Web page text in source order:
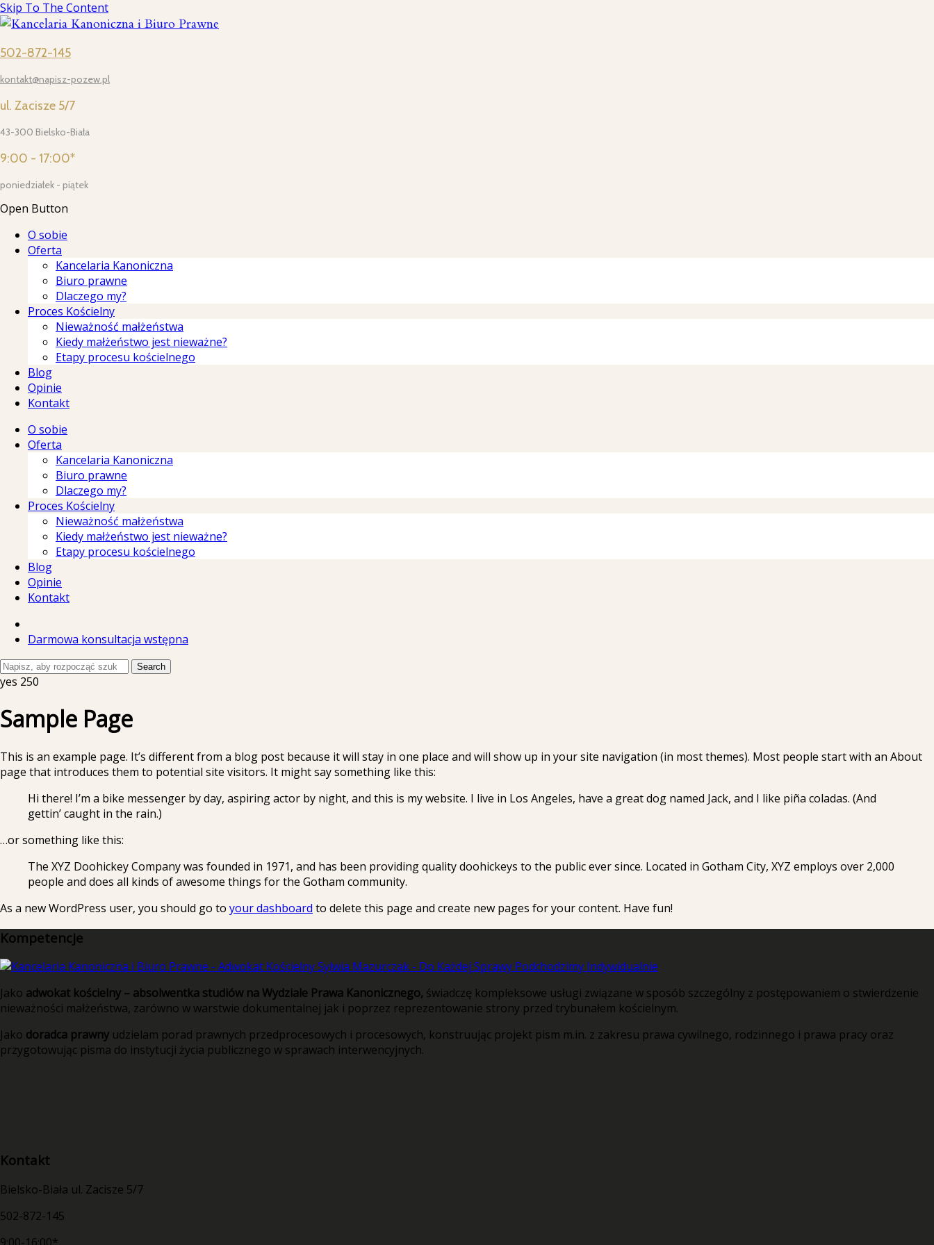
Skip To The Content
502-872-145
kontakt@napisz-pozew.pl
ul. Zacisze 5/7
43-300 Bielsko-Biała
9:00 - 17:00*
poniedziałek - piątek
Open Button
O sobie
Oferta
Kancelaria Kanoniczna
Biuro prawne
Dlaczego my?
Proces Kościelny
Nieważność małżeństwa
Kiedy małżeństwo jest nieważne?
Etapy procesu kościelnego
Blog
Opinie
Kontakt
O sobie
Oferta
Kancelaria Kanoniczna
Biuro prawne
Dlaczego my?
Proces Kościelny
Nieważność małżeństwa
Kiedy małżeństwo jest nieważne?
Etapy procesu kościelnego
Blog
Opinie
Kontakt
Darmowa konsultacja wstępna
Search
yes 250
Sample Page
This is an example page. It’s different from a blog post because it will stay in one place and will show up in your site navigation (in most themes). Most people start with an About
page that introduces them to potential site visitors. It might say something like this:
Hi there! I’m a bike messenger by day, aspiring actor by night, and this is my website. I live in Los Angeles, have a great dog named Jack, and I like piña coladas. (And
gettin’ caught in the rain.)
…or something like this:
The XYZ Doohickey Company was founded in 1971, and has been providing quality doohickeys to the public ever since. Located in Gotham City, XYZ employs over 2,000
people and does all kinds of awesome things for the Gotham community.
As a new WordPress user, you should go to your dashboard to delete this page and create new pages for your content. Have fun!
Kompetencje
Jako adwokat kościelny – absolwentka studiów na Wydziale Prawa Kanonicznego, świadczę kompleksowe usługi związane w sposób szczególny z postępowaniem o stwierdzenie
nieważności małżeństwa, zarówno w warstwie dokumentalnej jak i poprzez reprezentowanie strony przed trybunałem kościelnym.
Jako doradca prawny udzielam porad prawnych przedprocesowych i procesowych, konstruując projekt pism m.in. z zakresu prawa cywilnego, rodzinnego i prawa pracy oraz
przygotowując pisma do instytucji życia publicznego w sprawach interwencyjnych.
Kontakt
Bielsko-Biała ul. Zacisze 5/7
502-872-145